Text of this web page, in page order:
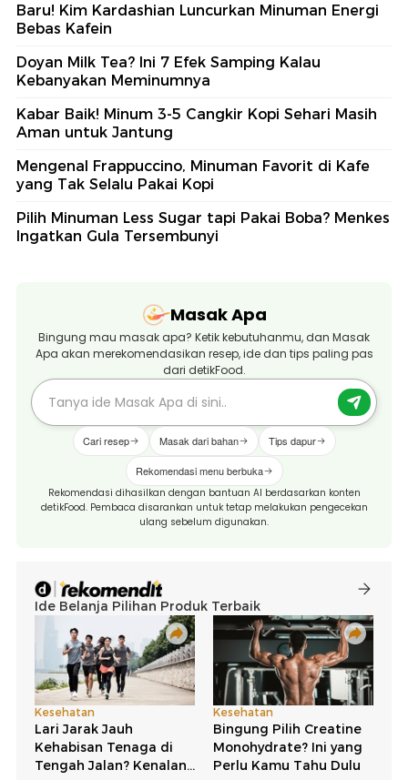
Baru! Kim Kardashian Luncurkan Minuman Energi
Bebas Kafein
Doyan Milk Tea? Ini 7 Efek Samping Kalau
Kebanyakan Meminumnya
Kabar Baik! Minum 3-5 Cangkir Kopi Sehari Masih
Aman untuk Jantung
Mengenal Frappuccino, Minuman Favorit di Kafe
yang Tak Selalu Pakai Kopi
Pilih Minuman Less Sugar tapi Pakai Boba? Menkes
Ingatkan Gula Tersembunyi
Masak Apa
Bingung mau masak apa? Ketik kebutuhanmu, dan Masak
Apa akan merekomendasikan resep, ide dan tips paling pas
dari detikFood.
Cari resep Masak dari bahan Tips dapur
Rekomendasi menu berbuka
Rekomendasi dihasilkan dengan bantuan AI berdasarkan konten
detikFood. Pembaca disarankan untuk tetap melakukan pengecekan
ulang sebelum digunakan.